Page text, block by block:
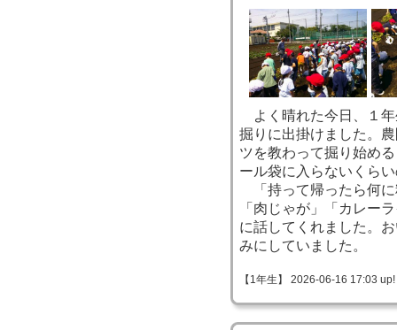
よく晴れた今日、１年
掘りに出掛けました。
ツを教わって掘り始め
ール袋に入らないくら
「持って帰ったら何に
「肉じゃが」「カレー
に話してくれました。
みにしていました。
【1年生】 2026-06-16 17:03 up!